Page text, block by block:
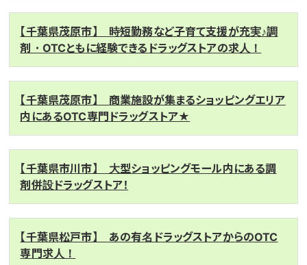
【千葉県茂原市】 時短勤務など子育て支援が充実♪調
剤・OTCともに経験できるドラッグストアの求人！
【千葉県茂原市】 商業施設が集まるショッピングエリア
内にあるOTC専門ドラッグストア★
【千葉県市川市】 大型ショッピングモール内にある調
剤併設ドラッグストア！
【千葉県松戸市】 あの有名ドラッグストアからのOTC
専門求人！